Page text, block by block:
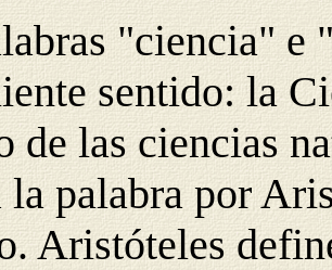
"ciencia" e
sentido: la
de las ciencias
la palabra por
Aristóteles